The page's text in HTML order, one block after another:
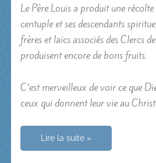
Le Père Louis a produit une
centuple et ses descendants
frères et laïcs associés des Clercs
produisent encore de bons fruits.
C’est merveilleux de voir ce que
ceux qui donnent leur vie au
Père
Querbes,
Lire la suite »